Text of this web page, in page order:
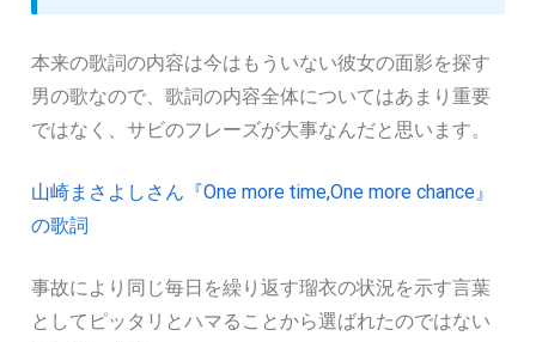
本来の歌詞の内容は今はもういない彼女の面影を探す
男の歌なので、歌詞の内容全体についてはあまり重要
ではなく、サビのフレーズが大事なんだと思います。
山崎まさよしさん『One more time,One more chance』
の歌詞
事故により同じ毎日を繰り返す瑠衣の状況を示す言葉
としてピッタリとハマることから選ばれたのではない